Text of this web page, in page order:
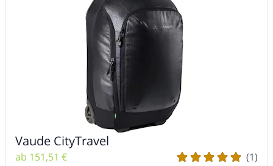
Vaude CityTravel
ab 151,51 € (1)